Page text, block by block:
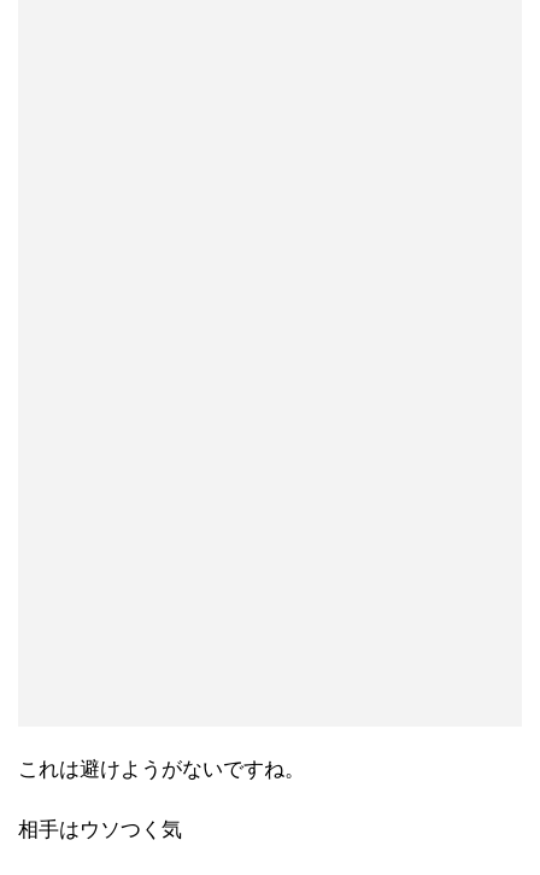
これは避けようがないですね。
相手はウソつく気